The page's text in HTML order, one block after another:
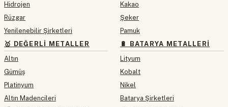
Hidrojen
Rüzgar
Yenilenebilir Şirketleri
🥇 DEĞERLI METALLER
Altın
Gümüş
Platinyum
Altın Madencileri
Kakao
Şeker
Pamuk
🔋 BATARYA METALLERI
Lityum
Kobalt
Nikel
Batarya Şirketleri